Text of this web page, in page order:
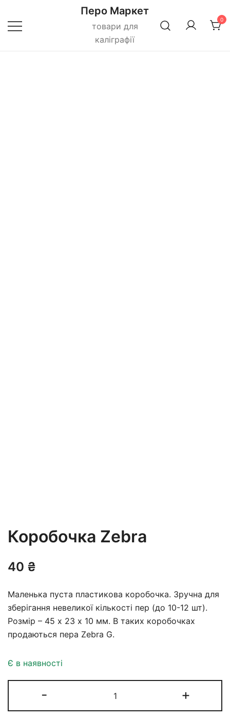
до
вмісту
Перо Маркет
товари для
каліграфії
0
Коробочка Zebra
40 ₴
Маленька пуста пластикова коробочка. Зручна для
зберігання невеликої кількості пер (до 10-12 шт).
Розмір – 45 х 23 х 10 мм. В таких коробочках
продаються пера Zebra G.
Є в наявності
-
Zebra
кількість
+